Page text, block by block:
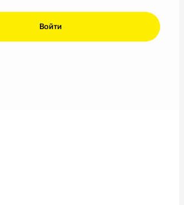
Войти